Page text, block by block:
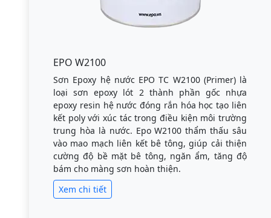
EPO W2100
Sơn Epoxy hệ nước EPO TC W2100 (Primer) là
loại sơn epoxy lót 2 thành phần gốc nhựa
epoxy resin hệ nước đóng rắn hóa học tạo liên
kết poly với xúc tác trong điều kiện môi trường
trung hòa là nước. Epo W2100 thẩm thấu sâu
vào mao mạch liên kết bê tông, giúp cải thiện
cường độ bề mặt bê tông, ngăn ẩm, tăng độ
bám cho màng sơn hoàn thiện.
Xem chi tiết